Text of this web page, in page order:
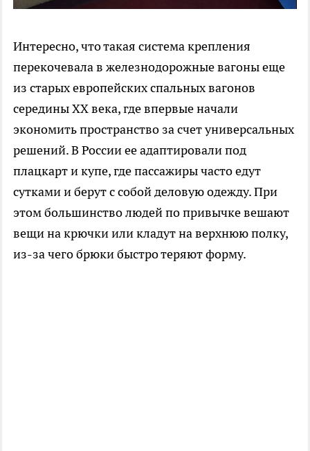
Интересно, что такая система крепления
перекочевала в железнодорожные вагоны еще
из старых европейских спальных вагонов
середины XX века, где впервые начали
экономить пространство за счет универсальных
решений. В России ее адаптировали под
плацкарт и купе, где пассажиры часто едут
сутками и берут с собой деловую одежду. При
этом большинство людей по привычке вешают
вещи на крючки или кладут на верхнюю полку,
из-за чего брюки быстро теряют форму.